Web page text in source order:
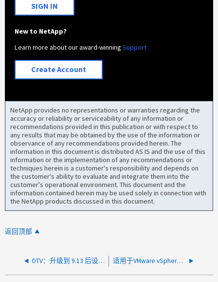
SIGN IN
New to NetApp?
Learn more about our award-winningSupport
Create Account
NetApp provides no representations or warranties regarding the
accuracy or reliability or serviceability of any information or
recommendations provided in this publication or with respect to
any results that may be obtained by the use of the information or
observance of any recommendations provided herein. The
information in this document is distributed AS IS and the use of this
information or the implementation of any recommendations or
techniques herein is a customer's responsibility and depends on
the customer's ability to evaluate and integrate them into the
customer's operational environment. This document and the
information contained herein may be used solely in connection with
the NetApp products discussed in this document.
返回顶部
OTV：升级到 9.13 后设备重新启动时服务未启动 适用于VMware vSphere的ONTAP 工具(OTV)：存储系统菜单不会列出所有SVM